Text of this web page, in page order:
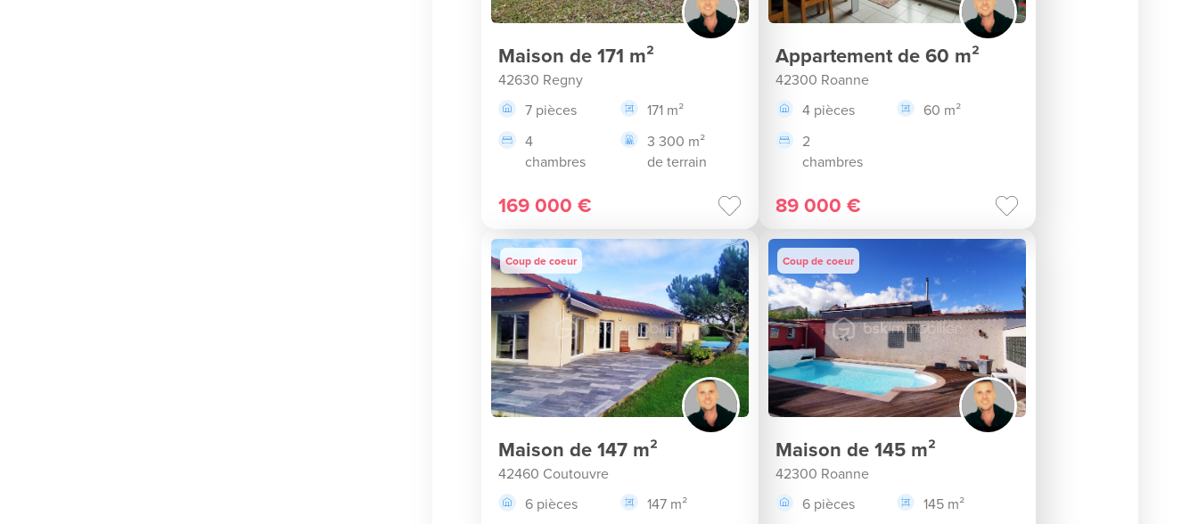
Maison de 171 m²
42630 Regny
7 pièces
171 m²
4
chambres
3 300 m²
de terrain
169 000 €
Appartement de 60 m²
42300 Roanne
4 pièces
60 m²
2
chambres
89 000 €
Coup de coeur
Maison de 147 m²
42460 Coutouvre
6 pièces
147 m²
Coup de coeur
Maison de 145 m²
42300 Roanne
6 pièces
145 m²